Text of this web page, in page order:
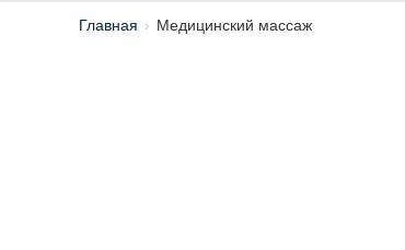
Главная › Медицинский массаж